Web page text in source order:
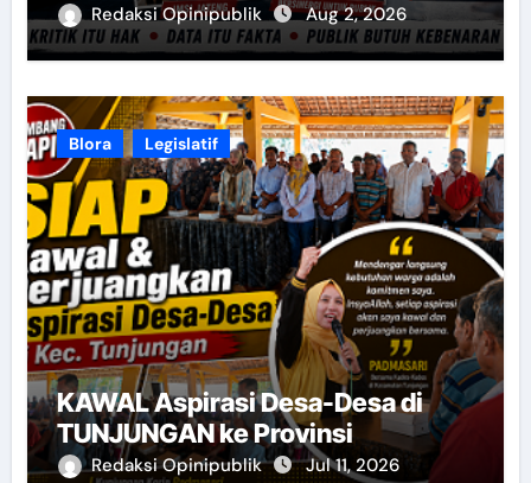
Redaksi Opinipublik Aug 2, 2026
Blora Legislatif
KAWAL Aspirasi Desa-Desa di
TUNJUNGAN ke Provinsi
Redaksi Opinipublik Jul 11, 2026